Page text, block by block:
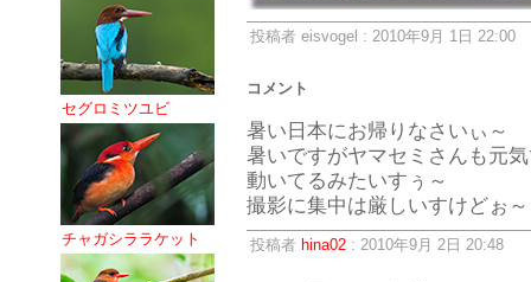
セグロミツユビ
チャガシララケット
投稿者 eisvogel : 2010年9月 1日 22:00
コメント
暑い日本にお帰りなさいぃ～
暑いですがヤマセミさんも元
動いてるみたいすぅ～
撮影に集中は厳しいすけどぉ
投稿者 hina02: 2010年9月 2日 20:48